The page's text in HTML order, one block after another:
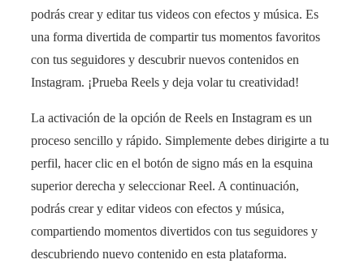
podrás crear y editar tus videos con efectos y música. Es
una forma divertida de compartir tus momentos favoritos
con tus seguidores y descubrir nuevos contenidos en
Instagram. ¡Prueba Reels y deja volar tu creatividad!
La activación de la opción de Reels en Instagram es un
proceso sencillo y rápido. Simplemente debes dirigirte a tu
perfil, hacer clic en el botón de signo más en la esquina
superior derecha y seleccionar Reel. A continuación,
podrás crear y editar videos con efectos y música,
compartiendo momentos divertidos con tus seguidores y
descubriendo nuevo contenido en esta plataforma.